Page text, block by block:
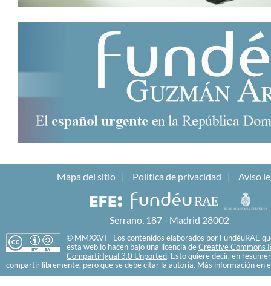
Mapa del sitio Política de privacidad Aviso
Serrano, 187 - Madrid 28002
© MMXXVI - Los contenidos elaborados por FundéuRAE
esta web lo hacen bajo una licencia de Creative Commons
CompartirIgual 3.0 Unported. Esto quiere decir, en
compartir libremente, pero que se debe citar la autoría. Más información en